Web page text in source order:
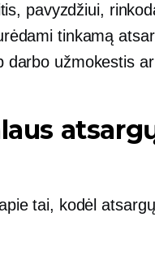
pavyzdžiui,
tinkamą
darbo užmokestis
tai, kodėl